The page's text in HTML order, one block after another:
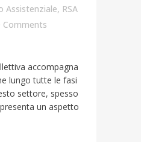
Assistenziale, RSA
Comments
accompagna
lungo tutte le fasi
settore, spesso
un aspetto